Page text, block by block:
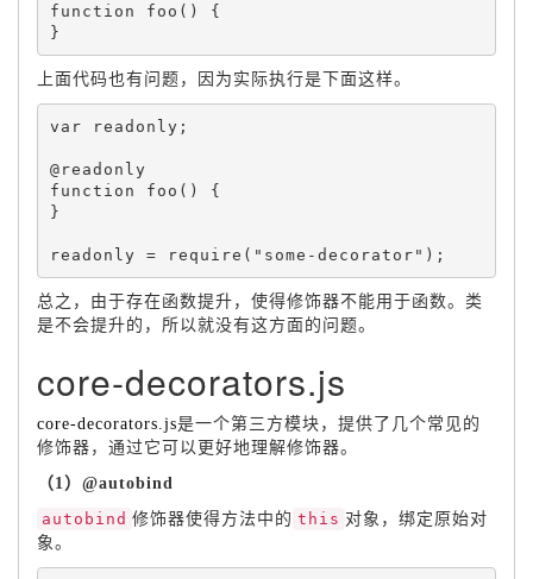
function
foo ( )
{
}
上面代码也有问题，因为实际执行是下面这样。
var readonly ;
function
foo ( )
{
}
readonly = require ( "some-decorator" ) ;
总之，由于存在函数提升，使得修饰器不能用于函数。类
是不会提升的，所以就没有这方面的问题。
core-decorators.js
core-decorators.js是一个第三方模块，提供了几个常见的
修饰器，通过它可以更好地理解修饰器。
（1）@autobind
autobind 修饰器使得方法中的 this 对象，绑定原始对
象。